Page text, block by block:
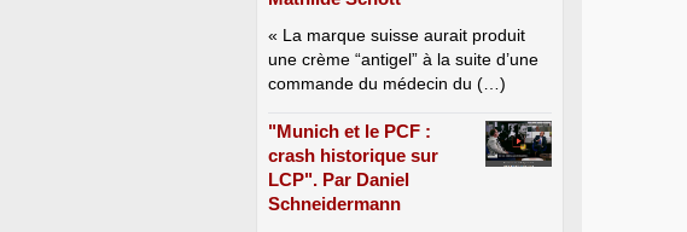
« La marque suisse aurait produit
une crème “antigel” à la suite d’une
commande du médecin du (…)
"Munich et le PCF :
crash historique sur
LCP". Par Daniel
Schneidermann